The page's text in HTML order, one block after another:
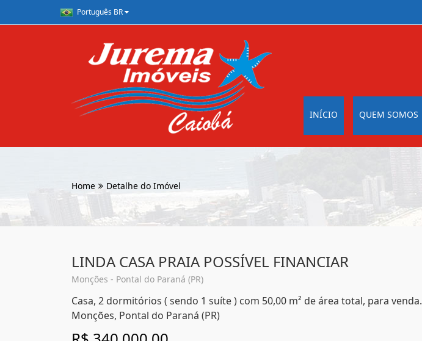
Português BR
INÍCIO QUEM SOMOS
Home Detalhe do Imóvel
LINDA CASA PRAIA POSSÍVEL FINANCIAR
Monções - Pontal do Paraná (PR)
Casa, 2 dormitórios ( sendo 1 suíte ) com 50,00 m² de área total, para venda.
Monções, Pontal do Paraná (PR)